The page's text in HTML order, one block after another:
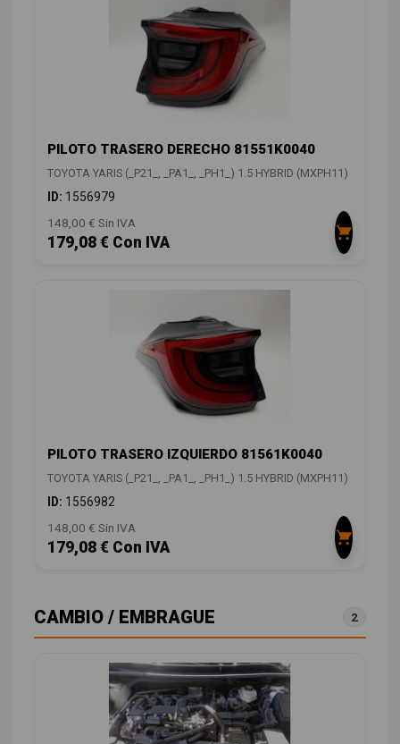
PILOTO TRASERO DERECHO 81551K0040
TOYOTA YARIS (_P21_, _PA1_, _PH1_) 1.5 HYBRID (MXPH11)
ID: 1556979
148,00 € Sin IVA
179,08 € Con IVA
PILOTO TRASERO IZQUIERDO 81561K0040
TOYOTA YARIS (_P21_, _PA1_, _PH1_) 1.5 HYBRID (MXPH11)
ID: 1556982
148,00 € Sin IVA
179,08 € Con IVA
CAMBIO / EMBRAGUE 2